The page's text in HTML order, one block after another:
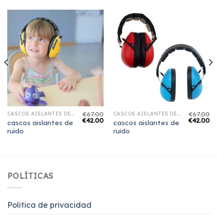
CASCOS AISLANTES DE RUIDO
cascos aislantes de
ruido
€67.00
€42.00
CASCOS AISLANTES DE RUIDO
cascos aislantes de
ruido
€67.00
€42.00
POLÍTICAS
Politica de privacidad